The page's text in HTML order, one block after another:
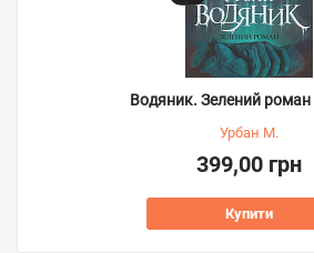
Водяник. Зелений
Урбан М.
399,00 грн
Купити